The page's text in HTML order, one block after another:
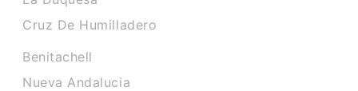
Cruz De Humilladero
Benitachell
Nueva Andalucia